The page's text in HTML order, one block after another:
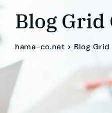
Blog Grid
hama-co.net > Blog